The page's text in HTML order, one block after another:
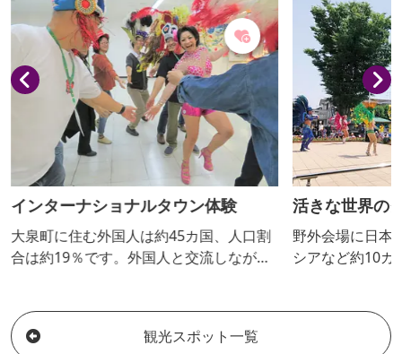
ーナショナルタウン体験
住む外国人は約45カ国、人口割
19％です。外国人と交流しなが
う！
活きな世界のグルメ
野外会場に日本、ブラ
シアなど約10カ国のグ
も様々な国の方々で賑
で、多文化を感じるこ
観光スポット一覧